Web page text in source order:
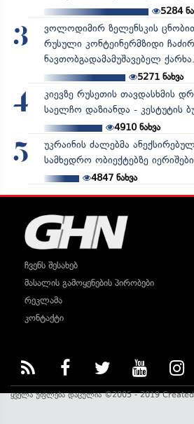
5284
3
ვოლოდიმირ ზელენსკის
რუსული კონტეინერმზიდი
ნავთობგადამამუშავებელ
5271ნახვა
4
კიევზე რუსეთის თავდასხმის
საელჩო დაზიანდა - კესტუტის
4910ნახვა
5
უკრაინის ძალებმა
სამხედრო ობიექტებზე
4847ნახვა
ჩვენს შესახებ
მასალის გამოყენების პირობები
რეკლამა
კონტაქტი
ყველა უფლება დაცულია ©2005 - 2019